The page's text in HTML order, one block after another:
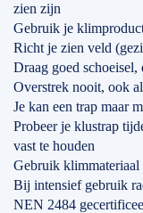
zien zijn
Gebruik je
Richt je zien veld
Draag goed schoeisel,
Overstrek nooit, ook
Je kan een trap maar
Probeer je klustrap
vast te houden
Gebruik klimmateriaal
Bij intensief gebruik
NEN 2484